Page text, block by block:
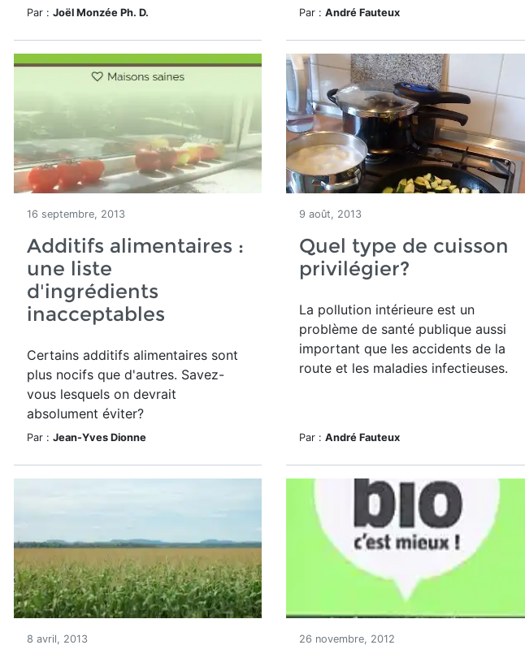
Par : Joël Monzée Ph. D. Par : André Fauteux
16 septembre, 2013
Additifs alimentaires :
une liste
d'ingrédients
inacceptables
Certains additifs alimentaires sont
plus nocifs que d'autres. Savez-
vous lesquels on devrait
absolument éviter?
Par : Jean-Yves Dionne
9 août, 2013
Quel type de cuisson
privilégier?
La pollution intérieure est un
problème de santé publique aussi
important que les accidents de la
route et les maladies infectieuses.
Par : André Fauteux
8 avril, 2013 26 novembre, 2012